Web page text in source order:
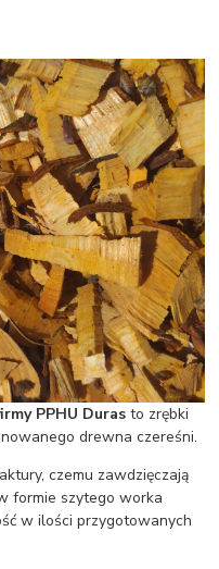
PPHU Durasto zrębki
drewna czereśni.
czemu zawdzięczają
formie szytego worka
w ilości przygotowanych